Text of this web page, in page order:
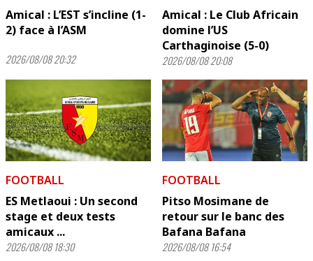
Amical : L’EST s’incline (1-
2) face à l’ASM
2026/08/08 20:32
Amical : Le Club Africain
domine l’US
Carthaginoise (5-0)
2026/08/08 20:08
FOOTBALL
ES Metlaoui : Un second
stage et deux tests
amicaux ...
2026/08/08 18:30
FOOTBALL
Pitso Mosimane de
retour sur le banc des
Bafana Bafana
2026/08/08 16:54